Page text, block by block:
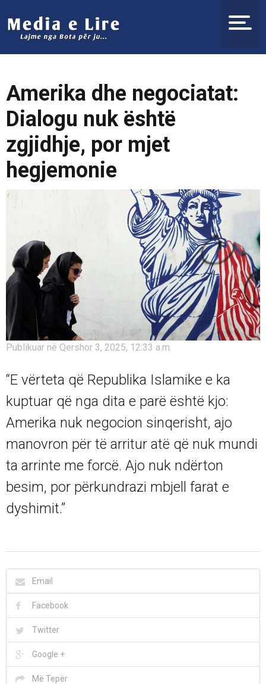
Amerika dhe negociatat:
Dialogu nuk është
zgjidhje, por mjet
hegjemonie
Publikuar në Qershor 3, 2025, 12:33 a.m.
“E vërteta që Republika Islamike e ka
kuptuar që nga dita e parë është kjo:
Amerika nuk negocion sinqerisht, ajo
manovron për të arritur atë që nuk mundi
ta arrinte me forcë. Ajo nuk ndërton
besim, por përkundrazi mbjell farat e
dyshimit.”
Email
Facebook
Twitter
Google +
Më Tepër